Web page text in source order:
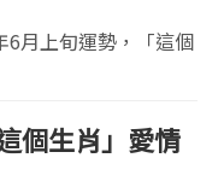
6月上旬運勢，「這個
個生肖」愛情